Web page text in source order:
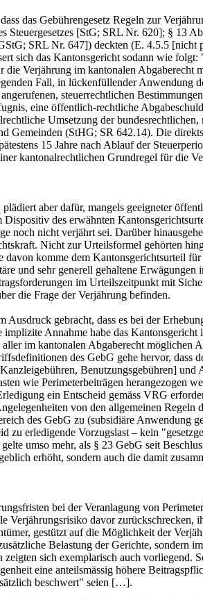
das Gebührengesetz Regeln zur
[StG; SRL Nr. 620]; § 13
SRL Nr. 647]) deckten (E. 4.5.5
sich das Kantonsgericht sodann wie
die Verjährung im kantonalen
Fall, in lückenfüllender Anwendung
steuerrechtlichen
eine öffentlich-rechtliche
Umsetzung der
Gemeinden (StHG; SR 642.14). Die
15 Jahre nach Ablauf der
kantonalrechtlichen Grundregel für die
aber dafür, mangels geeigneter
des erwähnten
noch nicht verjährt sei. Darüber
Nicht zur Urteilsformel gehörten
komme dem Kantonsgerichtsurteil
und sehr generell gehaltene
im Urteilszeitpunkt mit
die Frage der Verjährung befinden.
gebracht, dass es bei der
Annahme habe das
im kantonalen Abgaberecht möglichen
des GebG gehe hervor, dass
Benutzungsgebühren]
wie Perimeterbeiträgen herangezogen
ein Entscheid gemäss VRG
von den allgemeinen
des GebG zu (subsidiäre Anwendung
zu erledigende Vorzugslast – kein
umso mehr, als § 23 GebG seit
erhöht, sondern auch die damit
bei der Veranlagung von
Verjährungsrisiko davor zurückschrecken,
gestützt auf die Möglichkeit der
Belastung der Gerichte, sondern
sich exemplarisch auch vorliegend.
eine anteilsmässig höhere
beschwert" seien […].